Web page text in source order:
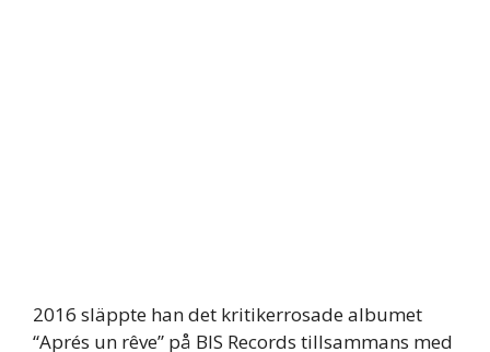
2016 släppte han det kritikerrosade albumet
“Aprés un rêve” på BIS Records tillsammans med